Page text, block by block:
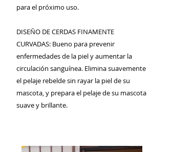
para el próximo uso.
DISEÑO DE CERDAS FINAMENTE
CURVADAS: Bueno para prevenir
enfermedades de la piel y aumentar la
circulación sanguínea. Elimina suavemente
el pelaje rebelde sin rayar la piel de su
mascota, y prepara el pelaje de su mascota
suave y brillante.